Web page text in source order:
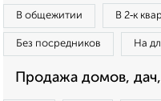
В общежитии В 2‑к
Без посредников На
Продажа домов,